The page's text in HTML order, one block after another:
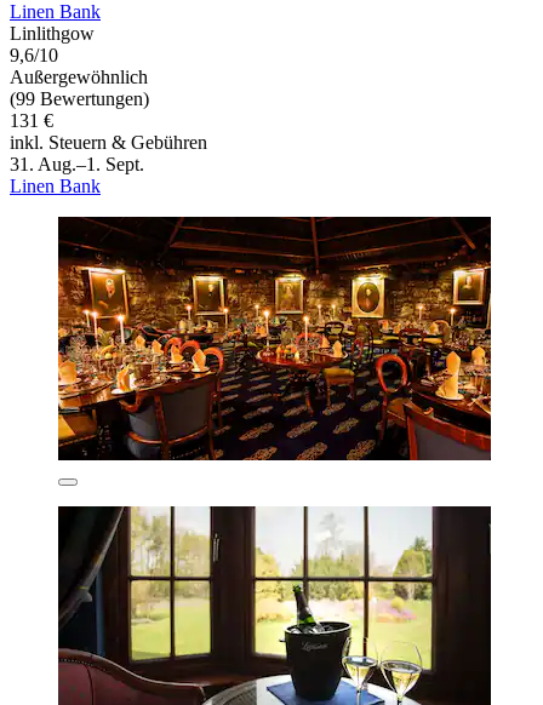
Linen Bank
Linlithgow
9,6/10
Außergewöhnlich
(99 Bewertungen)
131 €
inkl. Steuern & Gebühren
31. Aug.–1. Sept.
Linen Bank